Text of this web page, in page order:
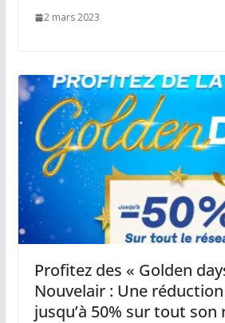
2 mars 2023
Profitez des « Golden
Nouvelair : Une
jusqu’à 50% sur tout son